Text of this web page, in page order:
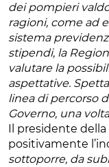
dei pompieri
ragioni, come ad
sistema
stipendi, la
valutare la
aspettative.
linea di percorso
Governo, una
Il presidente
positivamente
sottoporre, da